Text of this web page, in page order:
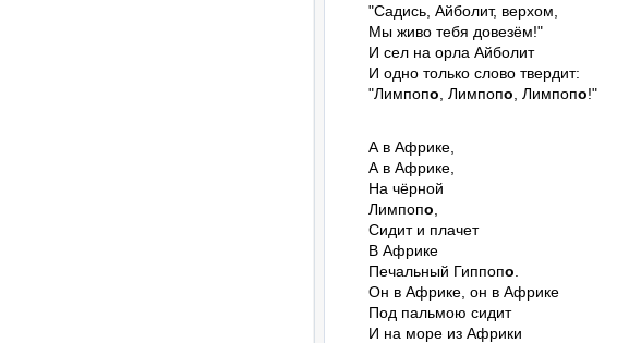
"Садись, Айболит, верхом,
Мы живо тебя довезём!"
И сел на орла Айболит
И одно только слово твердит:
"Лимпопо , Лимпопо , Лимпопо!"
А в Африке,
А в Африке,
На чёрной
Лимпопо
Сидит и плачет
В Африке
Печальный Гиппопо
Он в Африке, он в Африке
Под пальмою сидит
И на море из Африки